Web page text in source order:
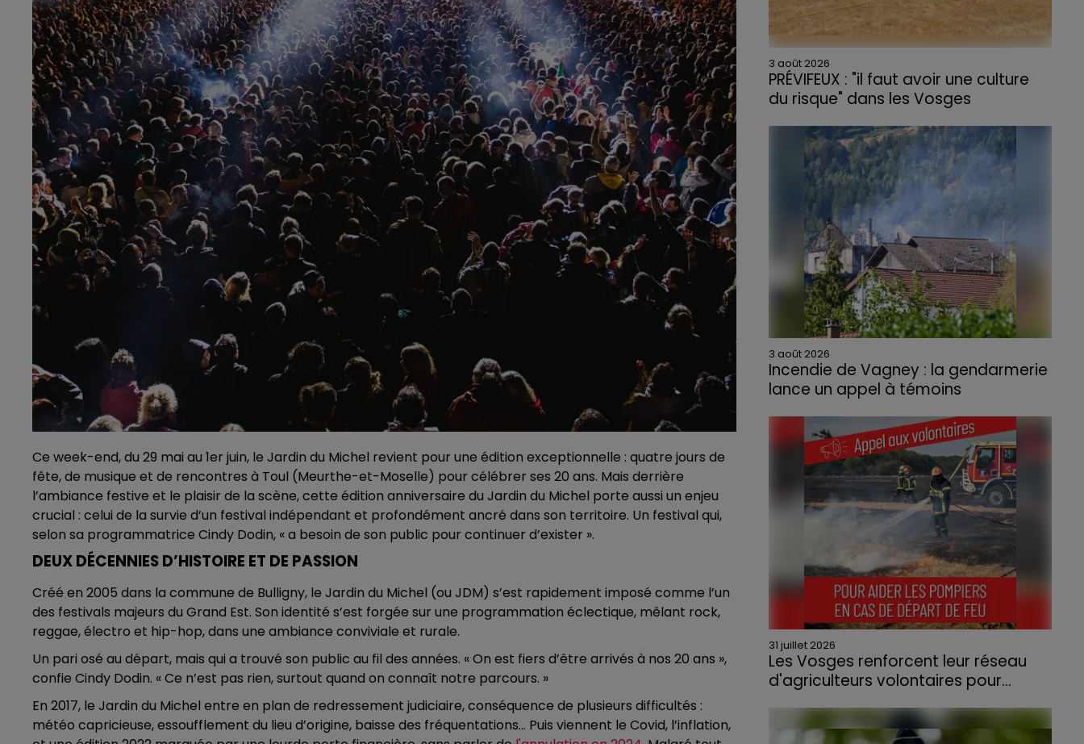
Ce week-end, du 29 mai au 1er juin, le Jardin du Michel revient pour une édition exceptionnelle : quatre jours de
fête, de musique et de rencontres à Toul (Meurthe-et-Moselle) pour célébrer ses 20 ans. Mais derrière
l’ambiance festive et le plaisir de la scène, cette édition anniversaire du Jardin du Michel porte aussi un enjeu
crucial : celui de la survie d’un festival indépendant et profondément ancré dans son territoire. Un festival qui,
selon sa programmatrice Cindy Dodin, « a besoin de son public pour continuer d’exister ».
DEUX DÉCENNIES D’HISTOIRE ET DE PASSION
Créé en 2005 dans la commune de Bulligny, le Jardin du Michel (ou JDM) s’est rapidement imposé comme l’un
des festivals majeurs du Grand Est. Son identité s’est forgée sur une programmation éclectique, mêlant rock,
reggae, électro et hip-hop, dans une ambiance conviviale et rurale.
Un pari osé au départ, mais qui a trouvé son public au fil des années. « On est fiers d’être arrivés à nos 20 ans »,
confie Cindy Dodin. « Ce n’est pas rien, surtout quand on connaît notre parcours. »
En 2017, le Jardin du Michel entre en plan de redressement judiciaire, conséquence de plusieurs difficultés :
météo capricieuse, essoufflement du lieu d’origine, baisse des fréquentations… Puis viennent le Covid, l’inflation,
3 août 2026
PRÉVIFEUX : "il faut avoir une culture
du risque" dans les Vosges
3 août 2026
Incendie de Vagney : la gendarmerie
lance un appel à témoins
au quartier résidentiel, avait détruit deux
habitations et contraint à l'évacuation d'une
centaine de personnes.
31 juillet 2026
Les Vosges renforcent leur réseau
d'agriculteurs volontaires pour...
départs de feu, la Chambre d'agriculture
des Vosges a lancé un appel aux